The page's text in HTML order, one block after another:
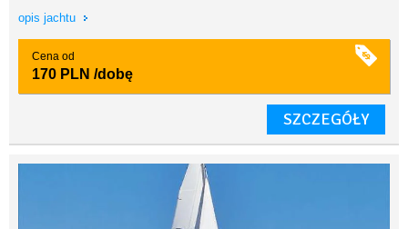
opis jachtu
Cena od
170 PLN /dobę
SZCZEGÓŁY